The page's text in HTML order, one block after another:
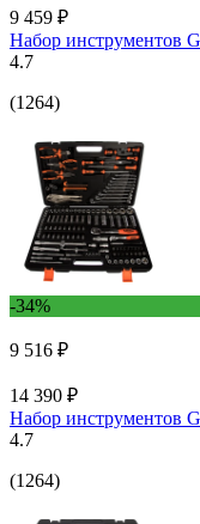
9 459 ₽
Набор инструментов
4.7
(1264)
-34%
9 516 ₽
14 390 ₽
Набор инструментов
4.7
(1264)